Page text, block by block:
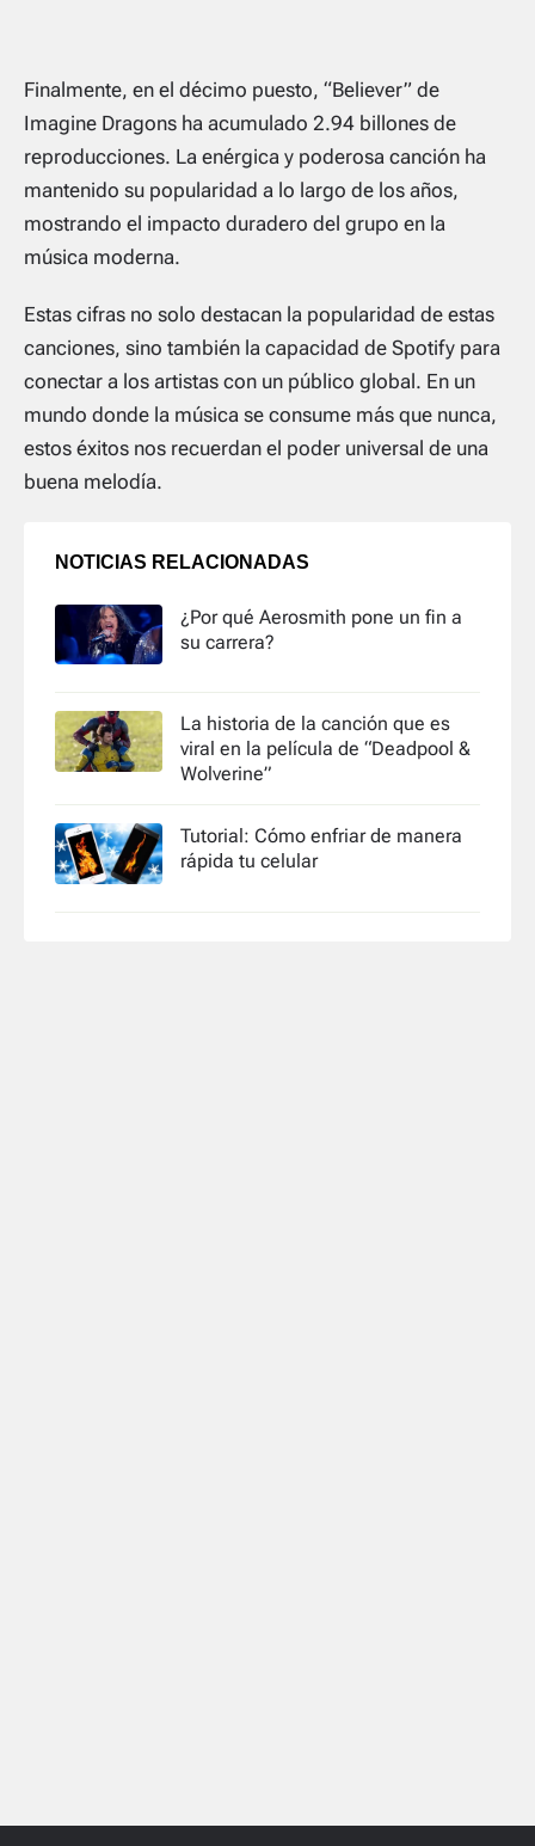
Finalmente, en el décimo puesto, “Believer” de
Imagine Dragons ha acumulado 2.94 billones de
reproducciones. La enérgica y poderosa canción ha
mantenido su popularidad a lo largo de los años,
mostrando el impacto duradero del grupo en la
música moderna.
Estas cifras no solo destacan la popularidad de estas
canciones, sino también la capacidad de Spotify para
conectar a los artistas con un público global. En un
mundo donde la música se consume más que nunca,
estos éxitos nos recuerdan el poder universal de una
buena melodía.
NOTICIAS RELACIONADAS
¿Por qué Aerosmith pone un fin a
su carrera?
La historia de la canción que es
viral en la película de “Deadpool &
Wolverine”
Tutorial: Cómo enfriar de manera
rápida tu celular